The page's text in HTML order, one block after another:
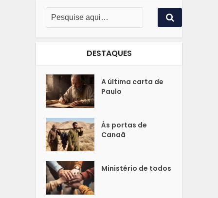
DESTAQUES
A última carta de
Paulo
Às portas de
Canaã
Ministério de todos